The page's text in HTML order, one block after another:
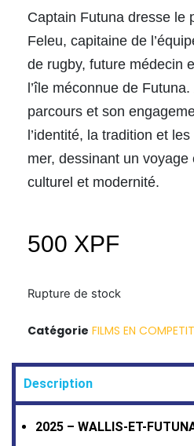
Captain Futuna dresse le
Feleu, capitaine de
de rugby, future médecin
l’île méconnue de
parcours et son
l’identité, la tradition et
mer, dessinant un
culturel et modernité.
500 XPF
Rupture de stock
Catégorie FILMS EN
Description
2025 – WALLIS-ET-